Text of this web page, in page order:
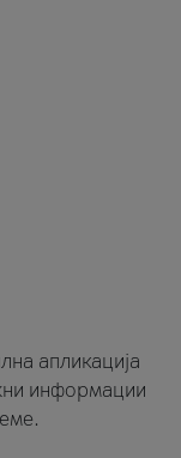
апликација
информации